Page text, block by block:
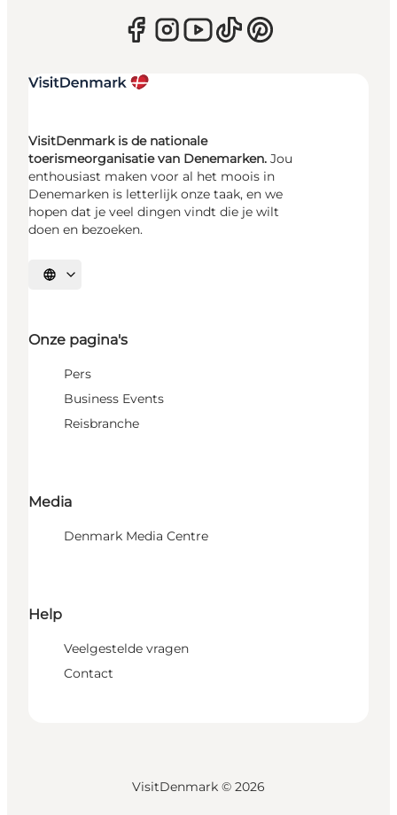
VisitDenmark is de nationale
toerismeorganisatie van Denemarken. Jou
enthousiast maken voor al het moois in
Denemarken is letterlijk onze taak, en we
hopen dat je veel dingen vindt die je wilt
doen en bezoeken.
Selecteer taal
Onze pagina's
Pers
Business Events
Reisbranche
Media
Denmark Media Centre
Help
Veelgestelde vragen
Contact
VisitDenmark © 2026